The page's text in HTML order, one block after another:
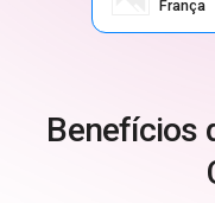
França
Benefícios